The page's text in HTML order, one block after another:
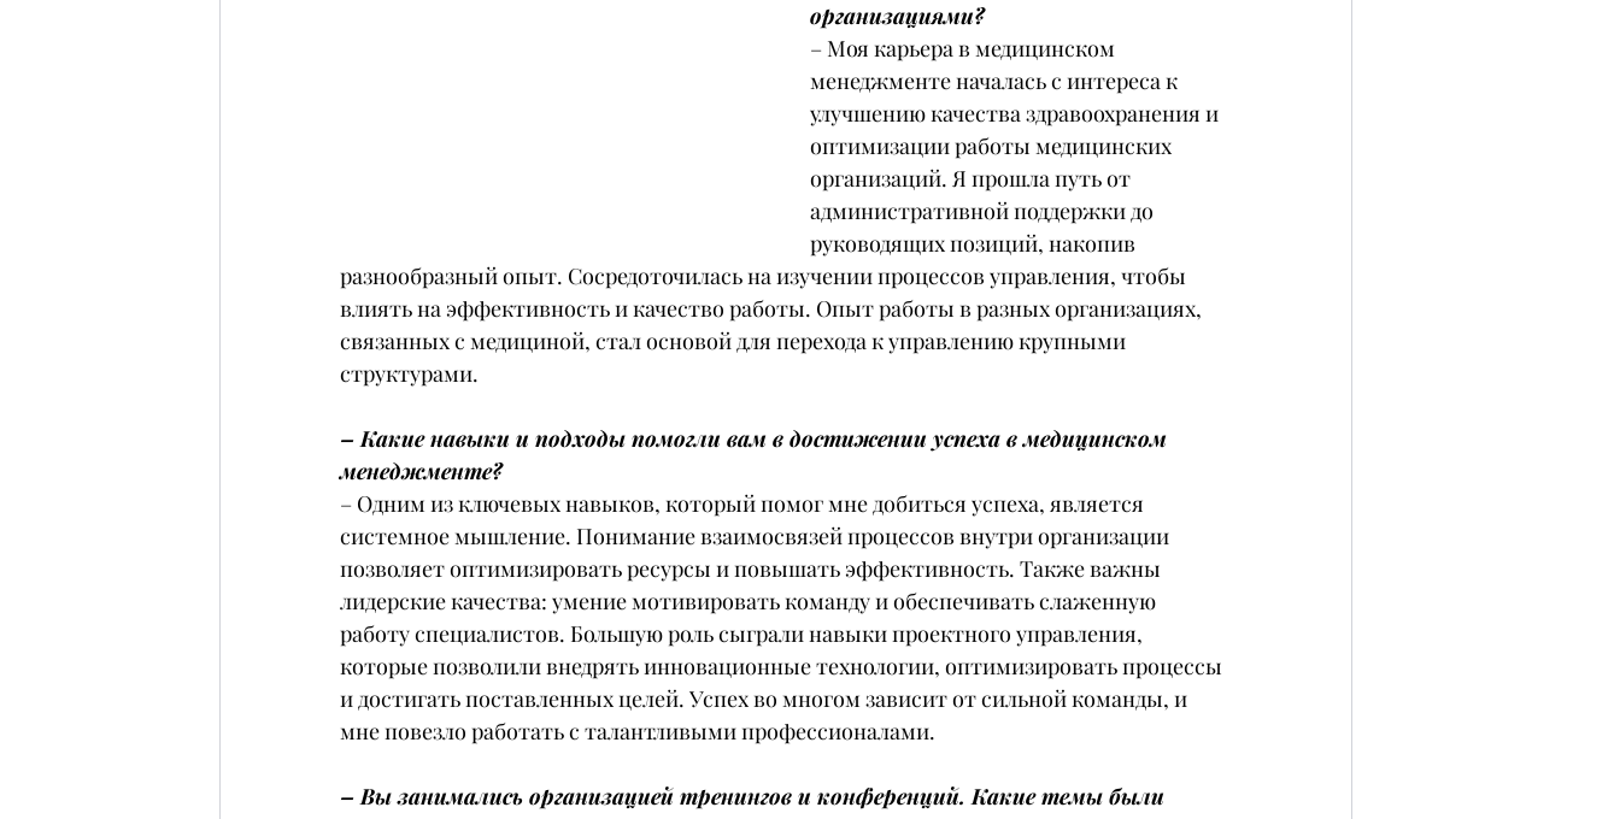
организациями?
– Моя карьера в медицинском
менеджменте началась с интереса к
улучшению качества здравоохранения и
оптимизации работы медицинских
организаций. Я прошла путь от
административной поддержки до
руководящих позиций, накопив
разнообразный опыт. Сосредоточилась на изучении процессов управления, чтобы
влиять на эффективность и качество работы. Опыт работы в разных организациях,
связанных с медициной, стал основой для перехода к управлению крупными
структурами.
– Какие навыки и подходы помогли вам в достижении успеха в медицинском
менеджменте?
– Одним из ключевых навыков, который помог мне добиться успеха, является
системное мышление. Понимание взаимосвязей процессов внутри организации
позволяет оптимизировать ресурсы и повышать эффективность. Также важны
лидерские качества: умение мотивировать команду и обеспечивать слаженную
работу специалистов. Большую роль сыграли навыки проектного управления,
которые позволили внедрять инновационные технологии, оптимизировать процессы
и достигать поставленных целей. Успех во многом зависит от сильной команды, и
мне повезло работать с талантливыми профессионалами.
– Вы занимались организацией тренингов и конференций. Какие темы были